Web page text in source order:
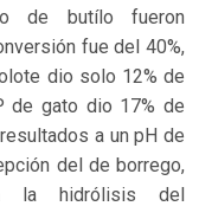
de butílo fueron
fue del 40%,
dio solo 12% de
de gato dio 17% de
a un pH de
del de borrego,
la hidrólisis del